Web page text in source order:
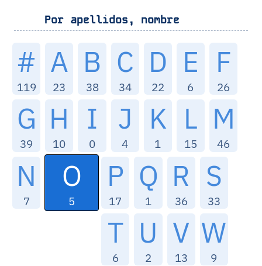
Por apellidos, nombre
#
119
A
23
B
38
C
34
D
22
E
6
F
26
G
39
H
10
I
0
J
4
K
1
L
15
M
46
N
7
O
5
P
17
Q
1
R
36
S
33
T
6
U
2
V
13
W
9